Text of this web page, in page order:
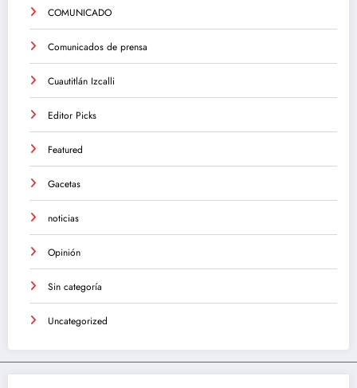
COMUNICADO
Comunicados de prensa
Cuautitlán Izcalli
Editor Picks
Featured
Gacetas
noticias
Opinión
Sin categoría
Uncategorized